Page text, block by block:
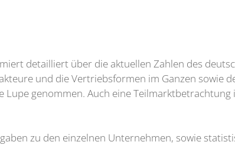
detailliert über die aktuellen Zahlen des
und die Vertriebsformen im Ganzen sowie
genommen. Auch eine
zu den einzelnen Unternehmen, sowie